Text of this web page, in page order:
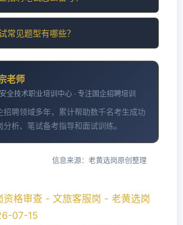
常见题型有哪些？
老师
全技术职业培训中心 · 专注国企招聘培训
招聘领域多年，累计帮助数千名考生成功
分析、笔试备考指导和面试训练。
信息来源：老黄选岗原创整理
资格审查 - 文旅客服岗 - 老黄选岗
07-15